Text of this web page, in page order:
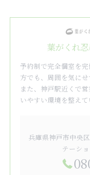
葉がくれ
予約制で完全個室を
方でも、周囲を気に
また、神戸駅近くで
いやすい環境を整えて
兵庫県神戸市中央
テーシ